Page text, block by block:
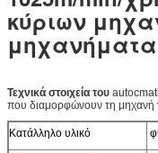
κύριων
Τεχνικά στοιχεία του
που διαμορφώνουν τη μηχανή
Κατάλληλο υλικό